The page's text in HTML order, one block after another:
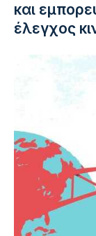
και
έλεγχος